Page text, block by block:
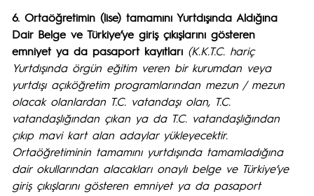
6. Ortaöğretimin (lise) tamamını Yurtdışında Aldığına
Dair Belge ve Türkiye’ye giriş çıkışlarını gösteren
emniyet ya da pasaport kayıtları (K.K.T.C. hariç
Yurtdışında örgün eğitim veren bir kurumdan veya
yurtdışı açıköğretim programlarından mezun / mezun
olacak olanlardan T.C. vatandaşı olan, T.C.
vatandaşlığından çıkan ya da T.C. vatandaşlığından
çıkıp mavi kart alan adaylar yükleyecektir.
Ortaöğretiminin tamamını yurtdışında tamamladığına
dair okullarından alacakları onaylı belge ve Türkiye’ye
giriş çıkışlarını gösteren emniyet ya da pasaport